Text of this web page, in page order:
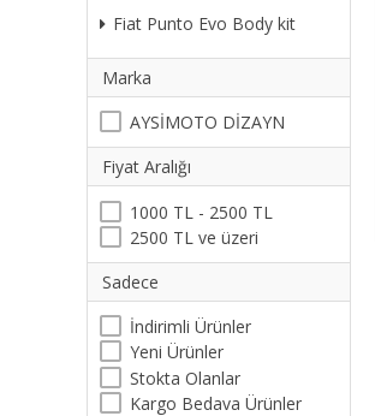
Fiat Punto Evo Body kit
Marka
AYSİMOTO DİZAYN
Fiyat Aralığı
1000 TL - 2500 TL
2500 TL ve üzeri
Sadece
İndirimli Ürünler
Yeni Ürünler
Stokta Olanlar
Kargo Bedava Ürünler